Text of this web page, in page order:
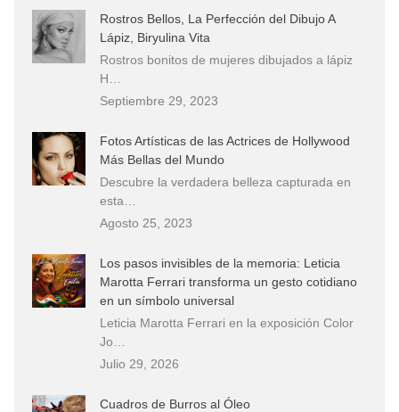
Rostros Bellos, La Perfección del Dibujo A
Lápiz, Biryulina Vita
Rostros bonitos de mujeres dibujados a lápiz
H…
Septiembre 29, 2023
Fotos Artísticas de las Actrices de Hollywood
Más Bellas del Mundo
Descubre la verdadera belleza capturada en
esta…
Agosto 25, 2023
Los pasos invisibles de la memoria: Leticia
Marotta Ferrari transforma un gesto cotidiano
en un símbolo universal
Leticia Marotta Ferrari en la exposición Color
Jo…
Julio 29, 2026
Cuadros de Burros al Óleo